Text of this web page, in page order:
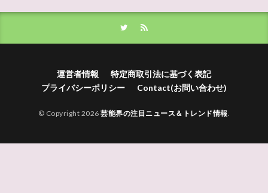
運営者情報
特定商取引法に基づく表記
プライバシーポリシー
Contact(お問い合わせ)
© Copyright 2026芸能界の注目ニュース＆トレンド情報.